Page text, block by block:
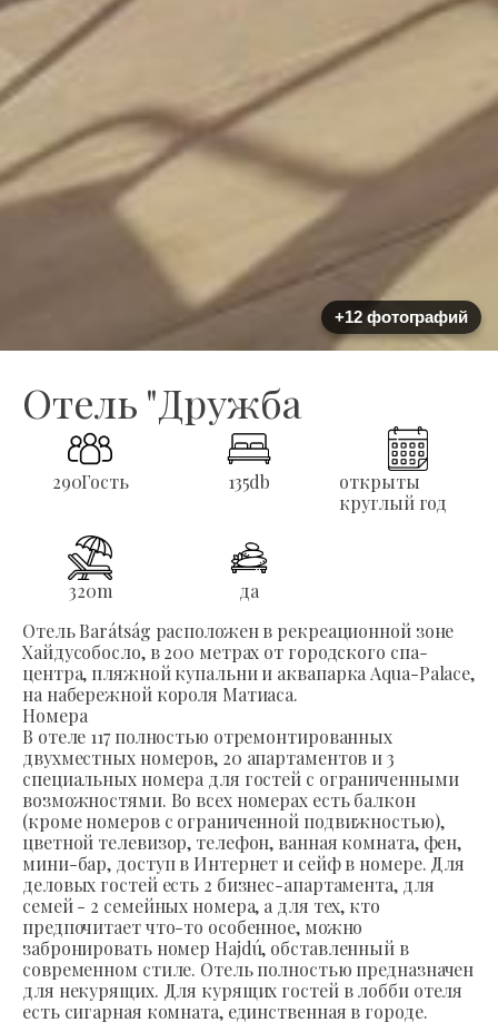
+12 фотографий
Отель "Дружба
290Гость 135db
открыты
круглый год
320m
да
Отель Barátság расположен в рекреационной зоне
Хайдусобосло, в 200 метрах от городского спа-
центра, пляжной купальни и аквапарка Aqua-Palace,
на набережной короля Матиаса.
Номера
В отеле 117 полностью отремонтированных
двухместных номеров, 20 апартаментов и 3
специальных номера для гостей с ограниченными
возможностями. Во всех номерах есть балкон
(кроме номеров с ограниченной подвижностью),
цветной телевизор, телефон, ванная комната, фен,
мини-бар, доступ в Интернет и сейф в номере. Для
деловых гостей есть 2 бизнес-апартамента, для
семей - 2 семейных номера, а для тех, кто
предпочитает что-то особенное, можно
забронировать номер Hajdú, обставленный в
современном стиле. Отель полностью предназначен
для некурящих. Для курящих гостей в лобби отеля
есть сигарная комната, единственная в городе.